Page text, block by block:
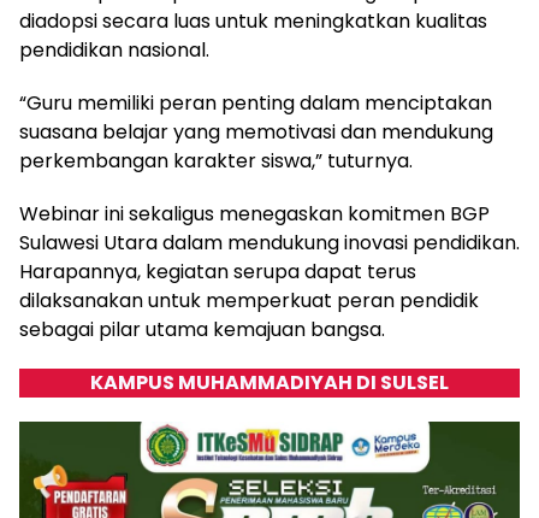
diadopsi secara luas untuk meningkatkan kualitas
pendidikan nasional.
“Guru memiliki peran penting dalam menciptakan
suasana belajar yang memotivasi dan mendukung
perkembangan karakter siswa,” tuturnya.
Webinar ini sekaligus menegaskan komitmen BGP
Sulawesi Utara dalam mendukung inovasi pendidikan.
Harapannya, kegiatan serupa dapat terus
dilaksanakan untuk memperkuat peran pendidik
sebagai pilar utama kemajuan bangsa.
KAMPUS MUHAMMADIYAH DI SULSEL